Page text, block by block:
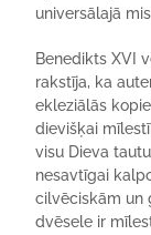
universālajā
Benedikts XVI
rakstīja, ka
ekleziālās
dievišķai
visu Dieva
nesavtīgai
cilvēciskām un
dvēsele ir